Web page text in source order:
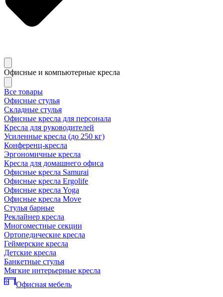
Офисные и компьютерные кресла
Все товары
Офисные стулья
Складные стулья
Офисные кресла для персонала
Кресла для руководителей
Усиленные кресла (до 250 кг)
Конференц-кресла
Эргономичные кресла
Кресла для домашнего офиса
Офисные кресла Samurai
Офисные кресла Ergolife
Офисные кресла Yoga
Офисные кресла Move
Стулья барные
Реклайнер кресла
Многоместные секции
Ортопедические кресла
Геймерские кресла
Детские кресла
Банкетные стулья
Мягкие интерьерные кресла
Офисная мебель